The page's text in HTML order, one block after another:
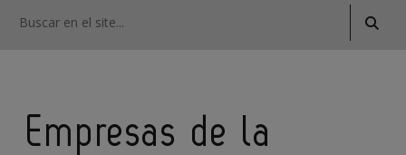
Empresas de la